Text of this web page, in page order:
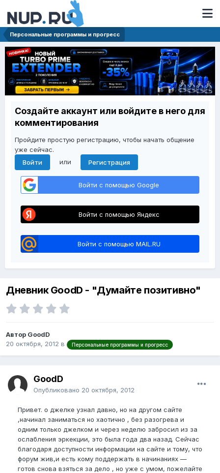
Персональные программы и прогресс
Создайте аккаунт или войдите в него для
комментирования
Пройдите простую регистрацию, чтобы начать общение
уже сейчас.
Войти
или Регистрация
Войти с помощью Google
Войти с помощью Яндекс
Войти с помощью MAIL.RU
Дневник GoodD - "Думайте позитивно"
Автор GoodD
20 октября, 2012 в Персональные программы и прогресс
GoodD
Опубликовано 20 октября, 2012
Привет. о джелке узнал давно, но на другом сайте
,начинал заниматься но хаотично , без разогрева и
одним только джелком и через неделю забросил из за
ослабления эркекции, это была года два назад. Сейчас
благодаря доступности информации на сайте и тому, что
форум жив,и есть кому поддержать в начинаниях —
готов снова взяться за дело , но уже с умом, пожелайте